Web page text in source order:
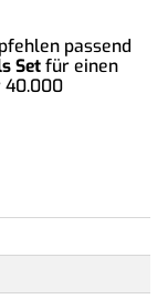
passend
Setfür einen
40.000